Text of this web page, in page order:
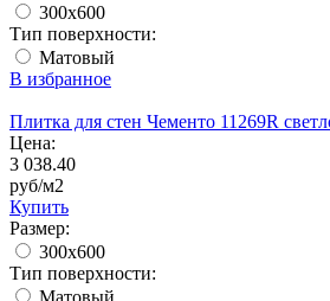
300x600
Тип поверхности:
Матовый
В избранное
Плитка для стен Чементо 11269R
Цена:
3 038.40
руб/м2
Купить
Размер:
300x600
Тип поверхности:
Матовый